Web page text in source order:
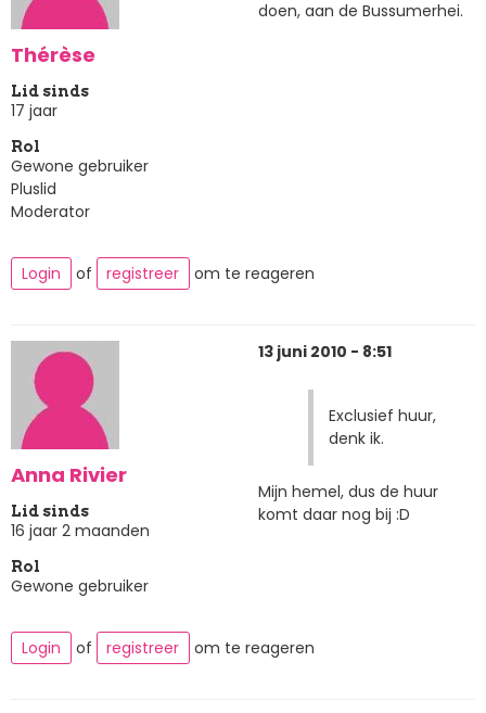
Thérèse
Lid sinds
17 jaar
Rol
Gewone gebruiker
Pluslid
Moderator
doen, aan de Bussumerhei.
Login of registreer om te reageren
Anna Rivier
Lid sinds
16 jaar 2 maanden
Rol
Gewone gebruiker
13 juni 2010 - 8:51
Exclusief huur,
denk ik.
Mijn hemel, dus de huur
komt daar nog bij :D
Login of registreer om te reageren